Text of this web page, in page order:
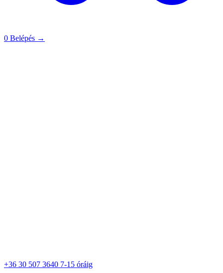
0 Belépés →
+36 30 507 3640 7-15 óráig